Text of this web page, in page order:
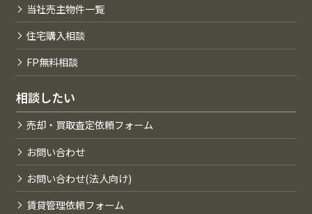
当社売主物件一覧
住宅購入相談
FP無料相談
相談したい
売却・買取査定依頼フォーム
お問い合わせ
お問い合わせ(法人向け)
賃貸管理依頼フォーム